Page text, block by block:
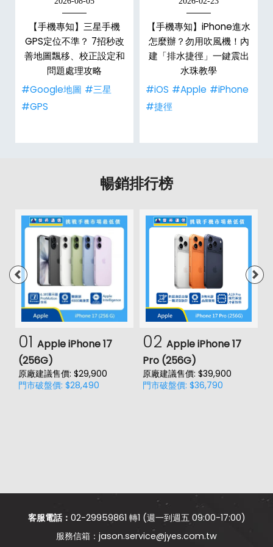
【手機專知】三星手機
GPS定位不準？ 7招秒改
善地圖飄移、校正設定和
問題處理攻略
#Google地圖 #三星
#GPS
【手機專知】iPhone進水
怎麼辦？勿用吹風機！內
建「排水捷徑」一鍵震出
水珠教學
#iOS #Apple #iPhone
#捷徑
暢銷排行榜
01 Apple iPhone 17
(256G)
原廠建議售價: $29,900
門市破盤價: $28,490
02 Apple iPhone 17
Pro (256G)
原廠建議售價: $39,900
門市破盤價: $36,790
客服電話： 02-29959861 轉1 (週一到週五 09:00-17:00)
jason.service@jyes.com.tw